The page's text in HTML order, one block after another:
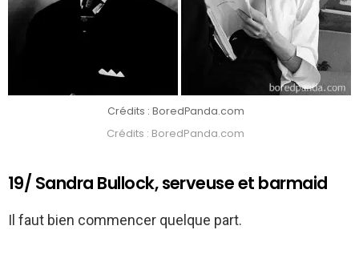
Crédits : BoredPanda.com
Crédits : BoredPanda.com
19/ Sandra Bullock, serveuse et barmaid
Il faut bien commencer quelque part.